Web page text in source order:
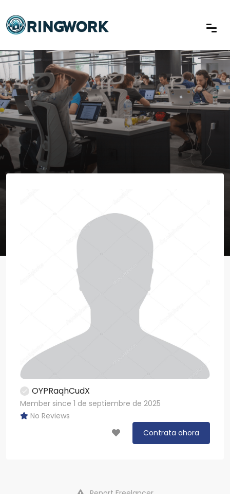
OYPRaqhCudX
Member since 1 de septiembre de 2025
No Reviews
Contrata ahora